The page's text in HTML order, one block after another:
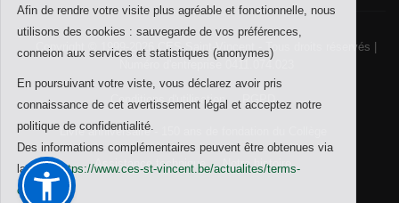
Copyright © 1999-2026 CES Saint-Vincent - Tous droits réservés |
Conditions d'utilisation RGPD
Livre anniversaire - 150 ans de fondation du Collège
Assistance technique Notre histoire
Afin de rendre votre visite plus agréable et fonctionnelle, nous
utilisons des cookies : sauvegarde de vos préférences,
conneion aux services et statistiques (anonymes)
En poursuivant votre viste, vous déclarez avoir pris
connaissance de cet avertissement légal et acceptez notre
politique de confidentialité.
Des informations complémentaires peuvent être obtenues via
la pagehttps://www.ces-st-vincent.be/actualites/terms-
conditions